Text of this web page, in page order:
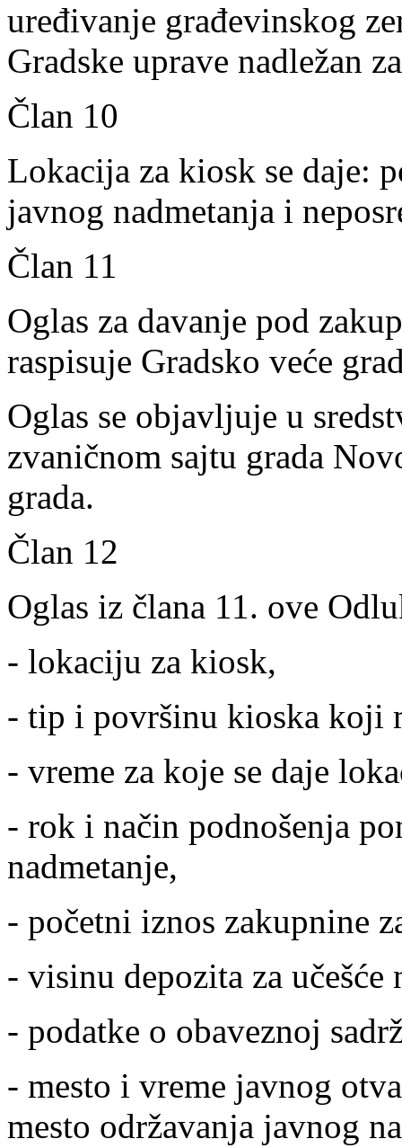
uređivanje građevinskog
Gradske uprave nadležan
Član 10
Lokacija za kiosk se daje:
javnog nadmetanja i
Član 11
Oglas za davanje pod
raspisuje Gradsko veće
Oglas se objavljuje u
zvaničnom sajtu grada
grada.
Član 12
Oglas iz člana 11. ove
- lokaciju za kiosk,
- tip i površinu kioska koji
- vreme za koje se daje
- rok i način podnošenja
nadmetanje,
- početni iznos zakupnine
- visinu depozita za učešće
- podatke o obaveznoj
- mesto i vreme javnog
mesto održavanja javnog